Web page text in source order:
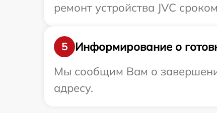
ремонт устройства JVC
5
Информирование о
Мы сообщим Вам о
адресу.